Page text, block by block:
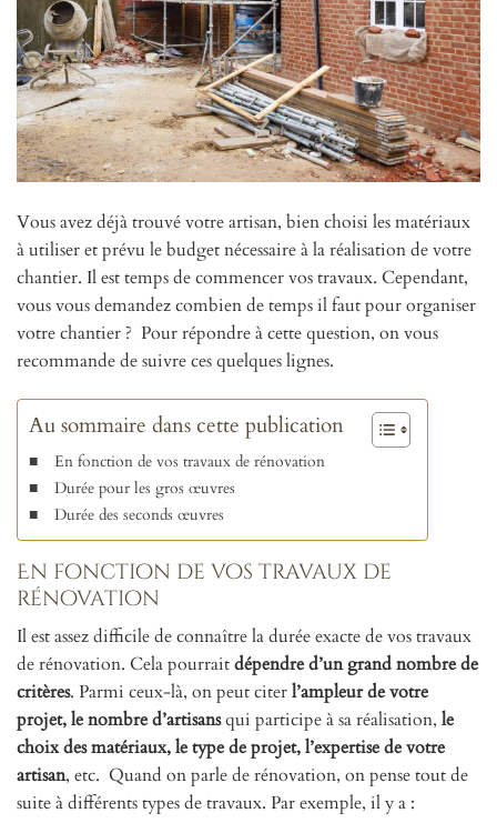
Vous avez déjà trouvé votre artisan, bien choisi les matériaux
à utiliser et prévu le budget nécessaire à la réalisation de votre
chantier. Il est temps de commencer vos travaux. Cependant,
vous vous demandez combien de temps il faut pour organiser
votre chantier ? Pour répondre à cette question, on vous
recommande de suivre ces quelques lignes.
Au sommaire dans cette publication
En fonction de vos travaux de rénovation
Durée pour les gros œuvres
Durée des seconds œuvres
En fonction de vos travaux de
rénovation
Il est assez difficile de connaître la durée exacte de vos travaux
de rénovation. Cela pourraitdépendre d’un grand nombre de
critères. Parmi ceux-là, on peut citerl’ampleur de votre
projet, le nombre d’artisansqui participe à sa réalisation, le
choix des matériaux, le type de projet, l’expertise de votre
artisan, etc. Quand on parle de rénovation, on pense tout de
suite à différents types de travaux. Par exemple, il y a :